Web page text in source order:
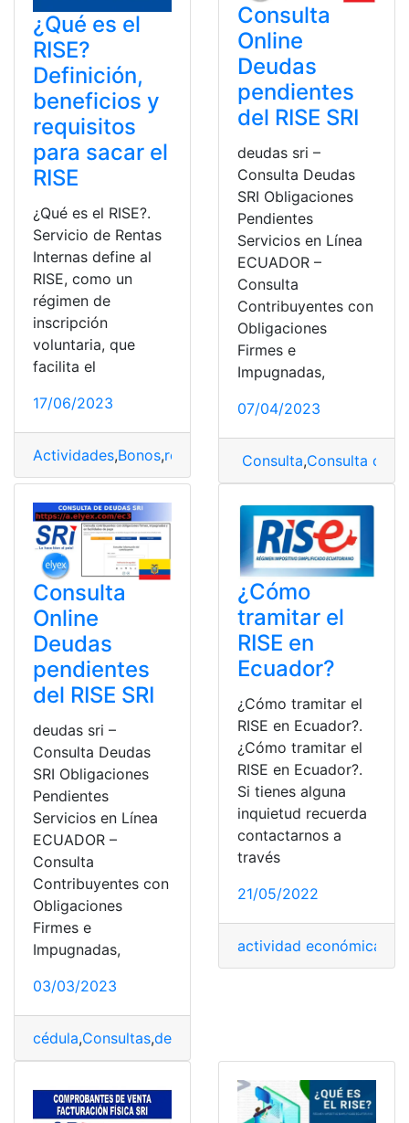
¿Qué es el
RISE?
Definición,
beneficios y
requisitos
para sacar el
RISE
¿Qué es el RISE?.
Servicio de Rentas
Internas define al
RISE, como un
régimen de
inscripción
voluntaria, que
facilita el
17/06/2023
Actividades,Bonos,régimen RISE,SRI
Consulta
Online
Deudas
pendientes
del RISE SRI
deudas sri –
Consulta Deudas
SRI Obligaciones
Pendientes
Servicios en Línea
ECUADOR –
Consulta
Contribuyentes con
Obligaciones
Firmes e
Impugnadas,
07/04/2023
Consulta,Consulta
Consulta
Online
Deudas
pendientes
del RISE SRI
deudas sri –
Consulta Deudas
SRI Obligaciones
Pendientes
Servicios en Línea
ECUADOR –
Consulta
Contribuyentes con
Obligaciones
Firmes e
Impugnadas,
03/03/2023
cédula,Consultas,deuda
¿Cómo
tramitar el
RISE en
Ecuador?
¿Cómo tramitar el
RISE en Ecuador?.
¿Cómo tramitar el
RISE en Ecuador?.
Si tienes alguna
inquietud recuerda
contactarnos a
través
21/05/2022
actividad económica